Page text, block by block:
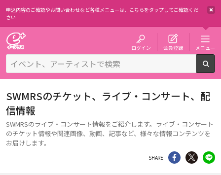
申込内容のご確認やお問い合わせなど各種メニューは、 こちらをタップしてご確認くだ
さい
ログイン 会員登録 メニュー
SWMRSのチケット、ライブ・コンサート、配
信情報
SWMRSのライブ・コンサート情報をご紹介します。ライブ・コンサート
のチケット情報や関連画像、動画、記事など、様々な情報コンテンツを
お届けします。
SHARE シェア Twitter